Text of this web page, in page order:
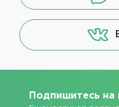
Подпишитесь на